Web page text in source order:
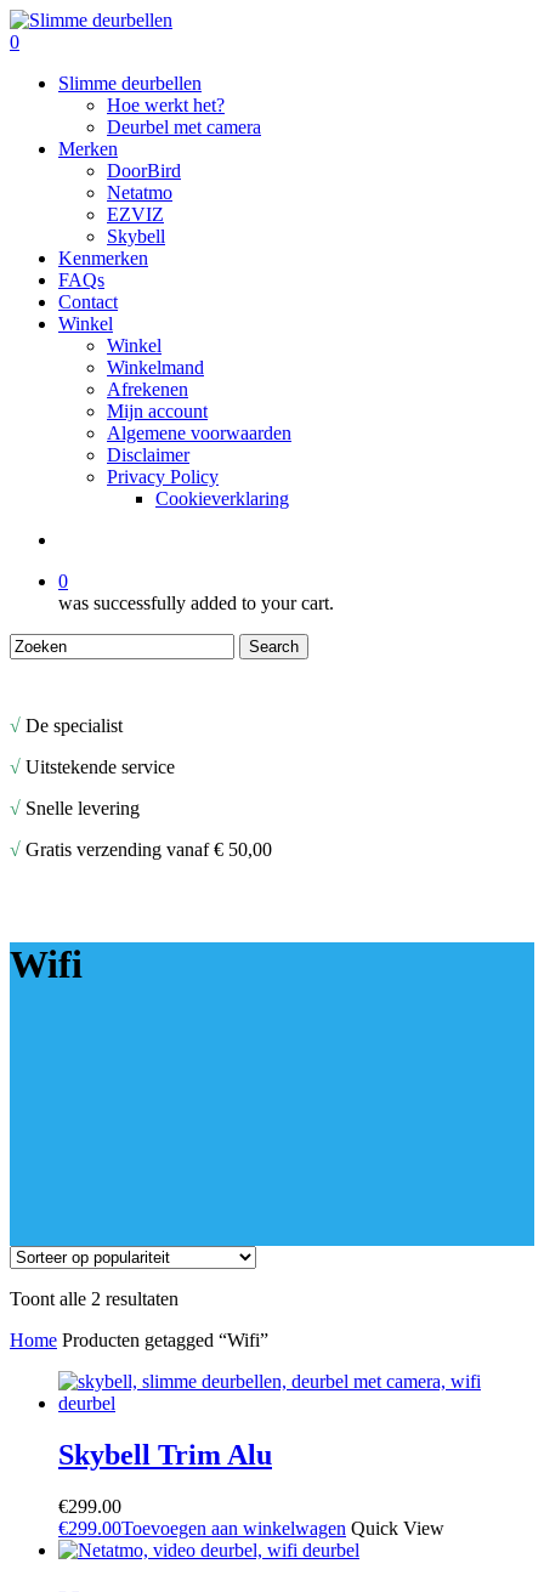
Skip
to
content
search
0
Slimme deurbellen
Hoe werkt het?
Deurbel met camera
Merken
DoorBird
Netatmo
EZVIZ
Skybell
Kenmerken
FAQs
Contact
Winkel
Winkel
Winkelmand
Afrekenen
Mijn account
Algemene voorwaarden
Disclaimer
Privacy Policy
Cookieverklaring
0
was successfully added to your cart.
Search
√ De specialist
√ Uitstekende service
√ Snelle levering
√ Gratis verzending vanaf € 50,00
Wifi
Toont alle 2 resultaten
populariteit
Home Producten getagged “Wifi”
Skybell Trim Alu
€299.00
€299.00Toevoegen aan winkelwagen Quick View